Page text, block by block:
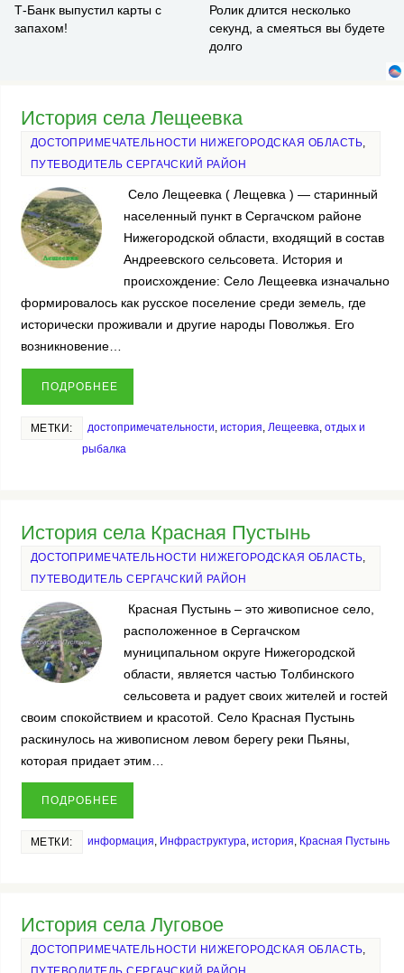
Т-Банк выпустил карты с
запахом!
Ролик длится несколько
секунд, а смеяться вы будете
долго
История села Лещеевка
ДОСТОПРИМЕЧАТЕЛЬНОСТИ НИЖЕГОРОДСКАЯ ОБЛАСТЬ,
ПУТЕВОДИТЕЛЬ СЕРГАЧСКИЙ РАЙОН
Село Лещеевка ( Лещевка ) — старинный
населенный пункт в Сергачском районе
Нижегородской области, входящий в состав
Андреевского сельсовета. История и
происхождение: Село Лещеевка изначально
формировалось как русское поселение среди земель, где
исторически проживали и другие народы Поволжья. Его
возникновение…
ПОДРОБНЕЕ
МЕТКИ: достопримечательности история Лещеевка отдых и
рыбалка
История села Красная Пустынь
ДОСТОПРИМЕЧАТЕЛЬНОСТИ НИЖЕГОРОДСКАЯ ОБЛАСТЬ
ПУТЕВОДИТЕЛЬ СЕРГАЧСКИЙ РАЙОН
Красная Пустынь – это живописное село,
расположенное в Сергачском
муниципальном округе Нижегородской
области, является частью Толбинского
сельсовета и радует своих жителей и гостей
своим спокойствием и красотой. Село Красная Пустынь
раскинулось на живописном левом берегу реки Пьяны,
которая придает этим…
ПОДРОБНЕЕ
МЕТКИ: информация, Инфраструктура, история, Красная Пустынь
История села Луговое
ДОСТОПРИМЕЧАТЕЛЬНОСТИ НИЖЕГОРОДСКАЯ ОБЛАСТЬ,